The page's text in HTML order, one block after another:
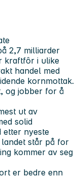
2,7 milliarder
kraftfôr i ulike
handel med
kornmottak.
og jobber for å
ut av
solid
etter nyeste
står på for
kommer av seg
er bedre enn